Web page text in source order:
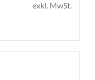
exkl. MwSt.